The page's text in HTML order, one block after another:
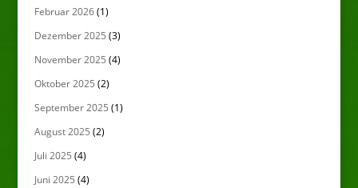
Februar 2026(1)
Dezember 2025 (3)
November 2025 (4)
Oktober 2025 (2)
September 2025 (1)
August 2025 (2)
Juli 2025 (4)
Juni 2025 (4)